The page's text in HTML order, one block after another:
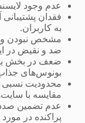
عدم وجود
فقدان
به کاربران.
مشخص نبودن
ضد و نقیض در
ضعف در بخش
بونوس‌های
محدودیت
مقایسه با
عدم تضمین
پراکنده در